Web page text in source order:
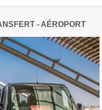
- AÉROPORT